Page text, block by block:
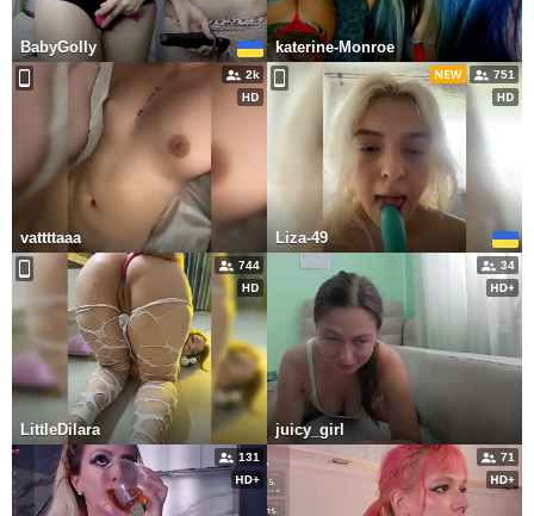
BabyGolly katerine-Monroe
2k
vattttaaa
751
Liza-49
744
LittleDilara
34
juicy_girl
131 71